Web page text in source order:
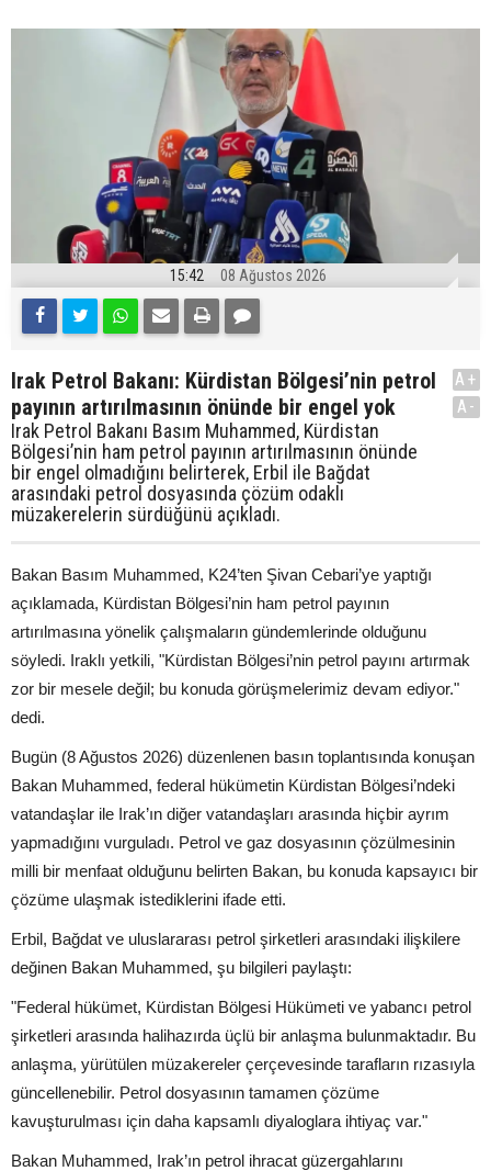
15:42 08 Ağustos 2026
Irak Petrol Bakanı: Kürdistan Bölgesi’nin petrol
payının artırılmasının önünde bir engel yok
Irak Petrol Bakanı Basım Muhammed, Kürdistan
Bölgesi’nin ham petrol payının artırılmasının önünde
bir engel olmadığını belirterek, Erbil ile Bağdat
arasındaki petrol dosyasında çözüm odaklı
müzakerelerin sürdüğünü açıkladı.
A+
A-
Bakan Basım Muhammed, K24’ten Şivan Cebari’ye yaptığı
açıklamada, Kürdistan Bölgesi’nin ham petrol payının
artırılmasına yönelik çalışmaların gündemlerinde olduğunu
söyledi. Iraklı yetkili, "Kürdistan Bölgesi’nin petrol payını artırmak
zor bir mesele değil; bu konuda görüşmelerimiz devam ediyor."
dedi.
Bugün (8 Ağustos 2026) düzenlenen basın toplantısında konuşan
Bakan Muhammed, federal hükümetin Kürdistan Bölgesi’ndeki
vatandaşlar ile Irak’ın diğer vatandaşları arasında hiçbir ayrım
yapmadığını vurguladı. Petrol ve gaz dosyasının çözülmesinin
milli bir menfaat olduğunu belirten Bakan, bu konuda kapsayıcı bir
çözüme ulaşmak istediklerini ifade etti.
Erbil, Bağdat ve uluslararası petrol şirketleri arasındaki ilişkilere
değinen Bakan Muhammed, şu bilgileri paylaştı:
"Federal hükümet, Kürdistan Bölgesi Hükümeti ve yabancı petrol
şirketleri arasında halihazırda üçlü bir anlaşma bulunmaktadır. Bu
anlaşma, yürütülen müzakereler çerçevesinde tarafların rızasıyla
güncellenebilir. Petrol dosyasının tamamen çözüme
kavuşturulması için daha kapsamlı diyaloglara ihtiyaç var."
Bakan Muhammed, Irak’ın petrol ihracat güzergahlarını